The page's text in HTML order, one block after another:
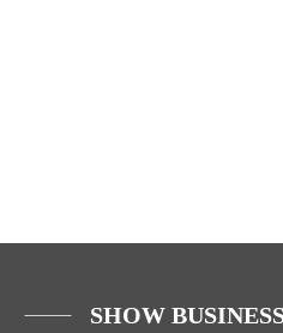
SHOW